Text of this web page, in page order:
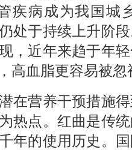
疾病成为我国城
处于持续上升阶
，近年来趋于年
高血脂更容易被忽
营养干预措施得
热点。红曲是传
年的使用历史。